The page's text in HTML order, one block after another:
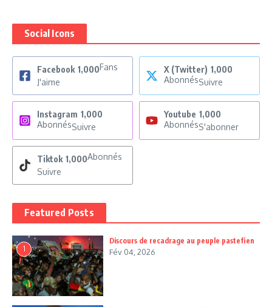
Social Icons
Facebook 1,000Fans
J'aime
X (Twitter) 1,000
AbonnésSuivre
Instagram 1,000
AbonnésSuivre
Youtube 1,000
AbonnésS'abonner
Tiktok 1,000Abonnés
Suivre
Featured Posts
1
Discours de recadrage au peuple pastefien
Fév 04, 2026